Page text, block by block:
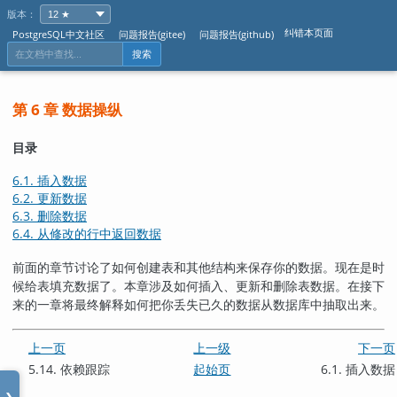
版本：
PostgreSQL中文社区
问题报告(gitee) 问题报告(github) 纠错本页面
搜索
第 6 章 数据操纵
目录
6.1. 插入数据
6.2. 更新数据
6.3. 删除数据
6.4. 从修改的行中返回数据
前面的章节讨论了如何创建表和其他结构来保存你的数据。现在是时
候给表填充数据了。本章涉及如何插入、更新和删除表数据。在接下
来的一章将最终解释如何把你丢失已久的数据从数据库中抽取出来。
上一页 上一级
下一页
5.14. 依赖跟踪
起始页 6.1. 插入数据